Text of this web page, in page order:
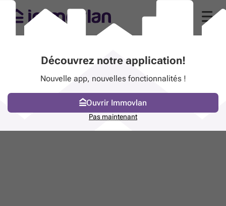
Découvrez notre application!
Nouvelle app, nouvelles fonctionnalités !
Ouvrir Immovlan
Pas maintenant